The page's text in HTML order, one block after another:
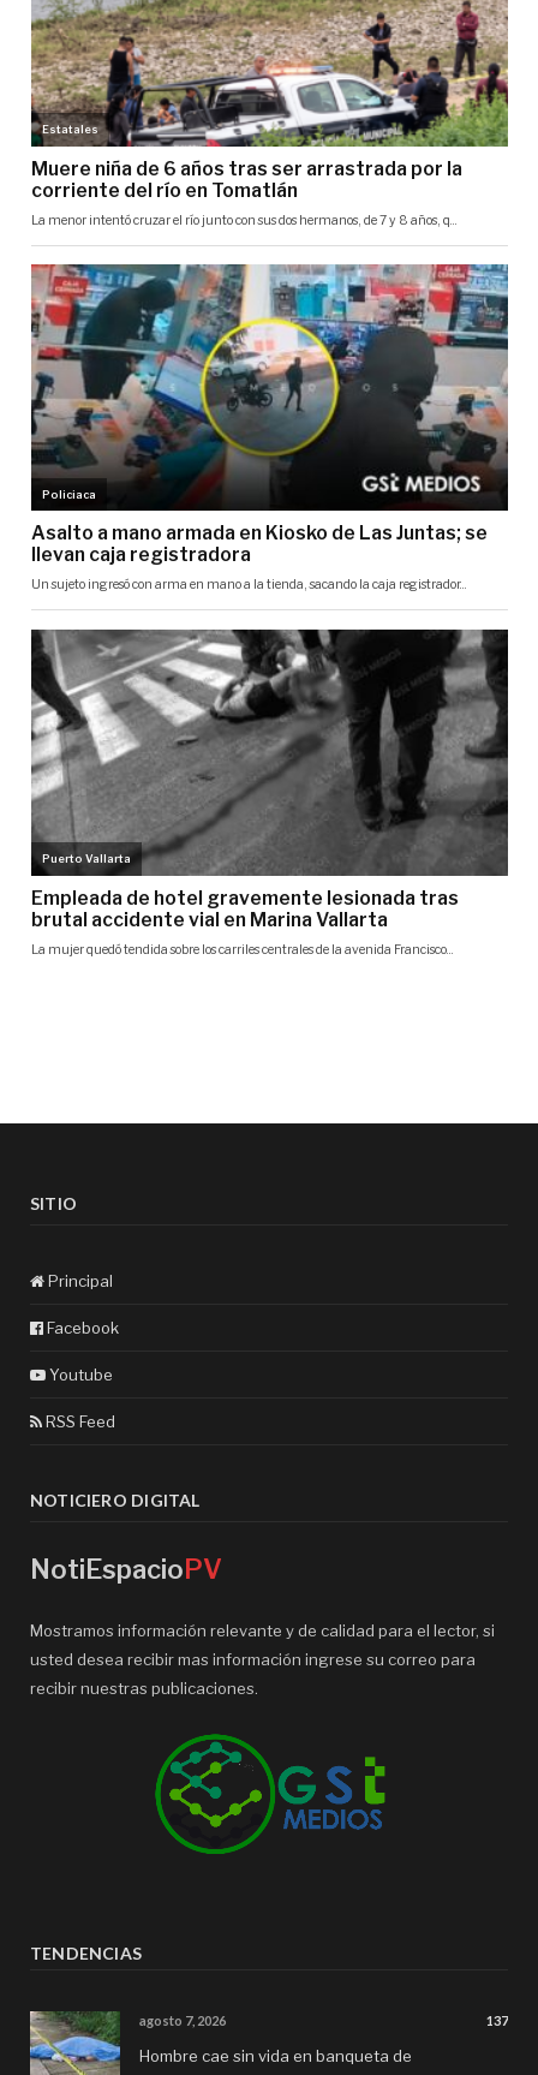
SITIO
Principal
Facebook
Youtube
RSS Feed
NOTICIERO DIGITAL
NotiEspacioPV
Mostramos información relevante y de calidad para el lector, si
usted desea recibir mas información ingrese su correo para
recibir nuestras publicaciones.
TENDENCIAS
agosto 7, 2026 137
Hombre cae sin vida en banqueta de